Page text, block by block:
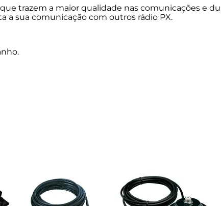
trazem a maior qualidade nas comunicações e
a sua comunicação com outros rádio PX.